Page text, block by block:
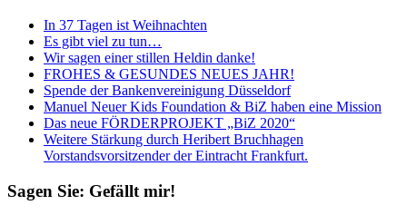
In 37 Tagen ist Weihnachten
Es gibt viel zu tun…
Wir sagen einer stillen Heldin danke!
FROHES & GESUNDES NEUES JAHR!
Spende der Bankenvereinigung Düsseldorf
Manuel Neuer Kids Foundation & BiZ haben eine Mission
Das neue FÖRDERPROJEKT „BiZ 2020“
Weitere Stärkung durch Heribert Bruchhagen
Vorstandsvorsitzender der Eintracht Frankfurt.
Sagen Sie: Gefällt mir!